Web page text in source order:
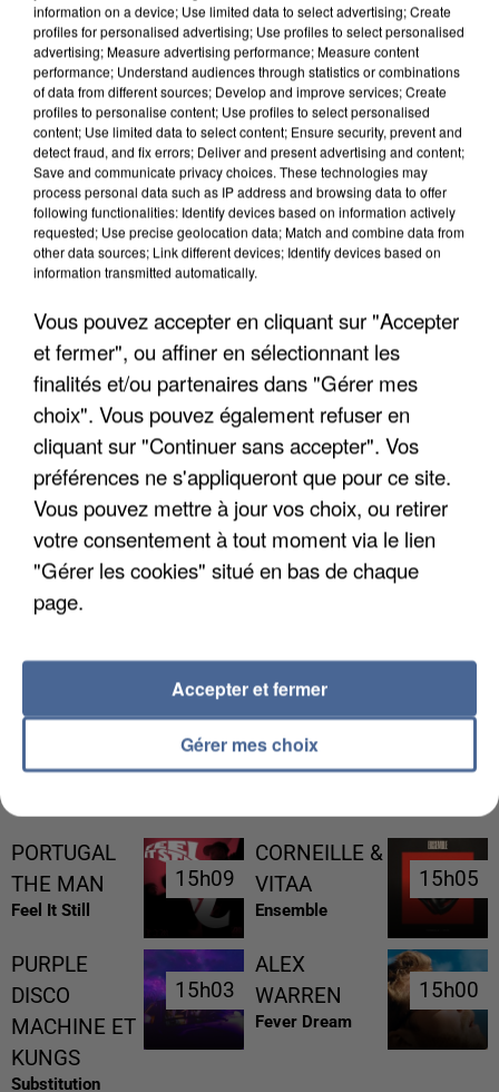
APRÈS TOUTES CES CANICULES, LES REFUGES
DE FAUNE SAUVAGE SONT...
MAFIA INTERPELLÉ EN ALGÉRIE
PORTUGAL
THE MAN
Feel It Still
15h09
15h09
CORNEILLE &
VITAA
Ensemble
15h05
15h05
PURPLE
DISCO
MACHINE ET
KUNGS
Substitution
15h03
15h03
ALEX
WARREN
Fever Dream
15h00
15h00
information on a device; Use limited data to select advertising; Create
profiles for personalised advertising; Use profiles to select personalised
advertising; Measure advertising performance; Measure content
performance; Understand audiences through statistics or combinations
of data from different sources; Develop and improve services; Create
profiles to personalise content; Use profiles to select personalised
content; Use limited data to select content; Ensure security, prevent and
detect fraud, and fix errors; Deliver and present advertising and content;
Save and communicate privacy choices. These technologies may
process personal data such as IP address and browsing data to offer
following functionalities: Identify devices based on information actively
requested; Use precise geolocation data; Match and combine data from
other data sources; Link different devices; Identify devices based on
information transmitted automatically.
Vous pouvez accepter en cliquant sur "Accepter
et fermer", ou affiner en sélectionnant les
finalités et/ou partenaires dans "Gérer mes
choix". Vous pouvez également refuser en
cliquant sur "Continuer sans accepter". Vos
préférences ne s'appliqueront que pour ce site.
Vous pouvez mettre à jour vos choix, ou retirer
votre consentement à tout moment via le lien
"Gérer les cookies" situé en bas de chaque
page.
Gérer mes choix
Accepter et fermer